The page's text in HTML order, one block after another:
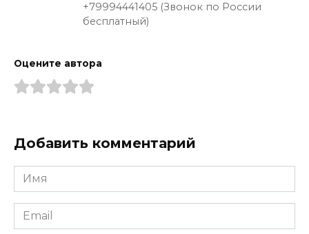
+79994441405 (Звонок по России
бесплатный)
Оцените автора
Добавить комментарий
Имя
*
Email
*